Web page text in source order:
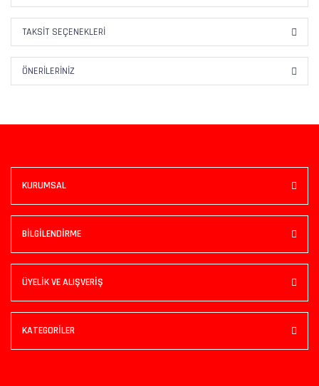
TAKSIT SEÇENEKLERI
ÖNERILERINIZ
KURUMSAL
BİLGİLENDİRME
ÜYELİK VE ALIŞVERİŞ
KATEGORİLER